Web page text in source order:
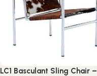
LC1 Basculant Sling Chair –